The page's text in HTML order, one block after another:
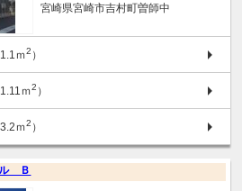
宮崎県宮崎市吉村町曽師中
ｍ2 ）
ｍ2 ）
ｍ2 ）
Ｂ